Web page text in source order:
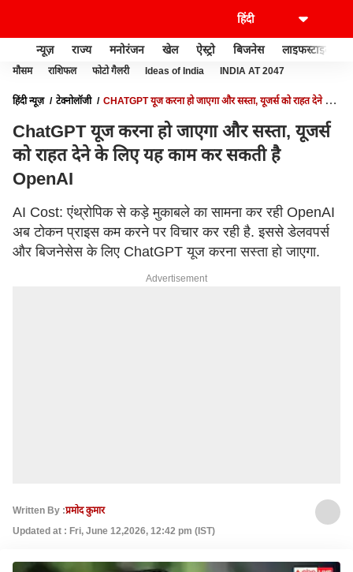
न्यूज़ राज्य मनोरंजन खेल ऐस्ट्रो बिजनेस लाइफस्टाइल
मौसम राशिफल फोटो गैलरी Ideas of India INDIA AT 2047
हिंदी न्यूज़ टेक्नोलॉजी
CHATGPT यूज करना हो जाएगा और सस्ता, यूजर्स को राहत देने के
ChatGPT यूज करना हो जाएगा और सस्ता, यूजर्स
को राहत देने के लिए यह काम कर सकती है
OpenAI
AI Cost: एंथ्रोपिक से कड़े मुकाबले का सामना कर रही OpenAI
अब टोकन प्राइस कम करने पर विचार कर रही है. इससे डेलवपर्स
और बिजनेसेस के लिए ChatGPT यूज करना सस्ता हो जाएगा.
Advertisement
Written By :प्रमोद कुमार
Updated at : Fri, June 12,2026, 12:42 pm (IST)